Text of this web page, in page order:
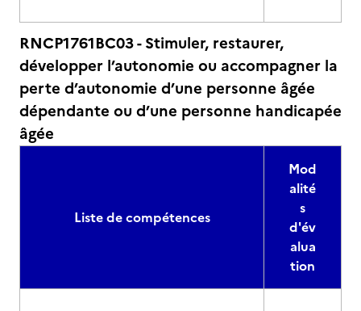
RNCP1761BC03 - Stimuler, restaurer,
développer l’autonomie ou accompagner la
perte d’autonomie d’une personne âgée
dépendante ou d’une personne handicapée
âgée
Liste de compétences
Mod
alité
s
d'év
alua
tion